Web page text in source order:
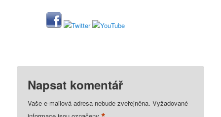
Napsat komentář
Vaše e-mailová adresa nebude zveřejněna. Vyžadované